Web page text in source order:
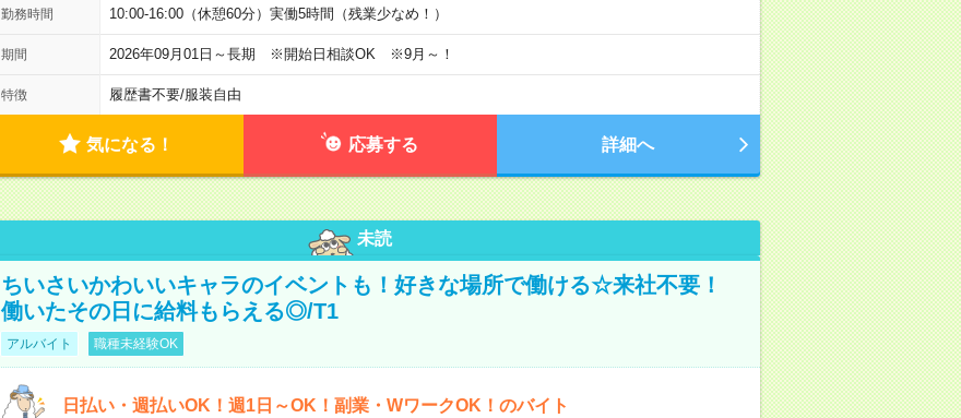
勤務時間 10:00-16:00（休憩60分）実働5時間（残業少なめ！）
期間 2026年09月01日～長期 ※開始日相談OK ※9月～！
特徴 履歴書不要/服装自由
気になる！ 応募する 詳細へ
未読
ちいさいかわいいキャラのイベントも！好きな場所で働ける☆来社不要！
働いたその日に給料もらえる◎/T1
アルバイト 職種未経験OK
日払い・週払いOK！週1日～OK！副業・WワークOK！のバイト